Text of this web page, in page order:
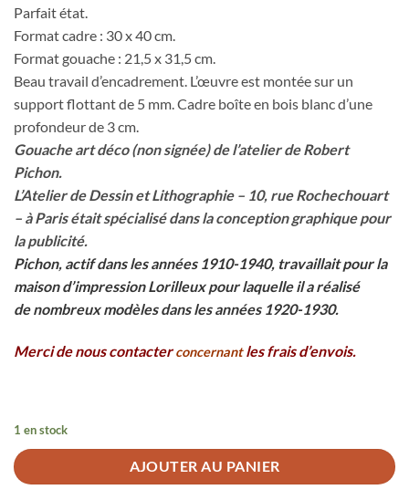
Parfait état.
Format cadre : 30 x 40 cm.
Format gouache : 21,5 x 31,5 cm.
Beau travail d’encadrement. L’œuvre est montée sur un
support flottant de 5 mm. Cadre boîte en bois blanc d’une
profondeur de 3 cm.
Gouache art déco (non signée) de l’atelier de Robert
Pichon.
L’Atelier de Dessin et Lithographie – 10, rue Rochechouart
– à Paris était spécialisé dans la conception graphique pour
la publicité.
Pichon, actif dans les années 1910-1940, travaillait pour la
maison d’impression Lorilleux pour laquelle il a réalisé
de nombreux modèles dans les années 1920-1930.
Merci de nous contacterconcernant les frais d’envois.
1 en stock
AJOUTER AU PANIER